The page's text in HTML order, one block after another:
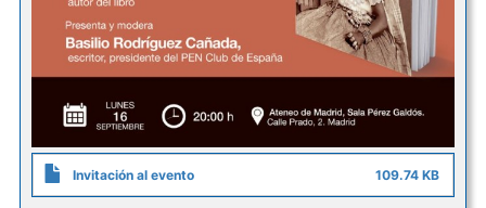
Invitación al evento 109.74 KB